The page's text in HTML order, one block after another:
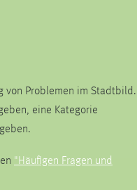
von Problemen im Stadtbild.
eine Kategorie
"Häufigen Fragen und